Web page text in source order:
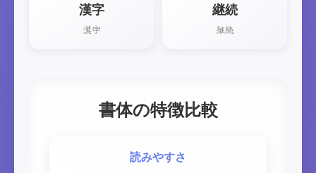
漢字
漢字
継続
継続
書体の特徴比較
読みやすさ